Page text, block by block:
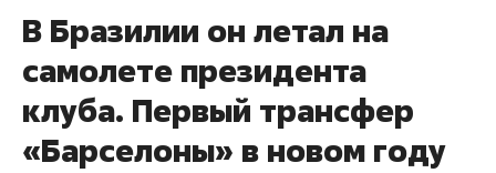
В Бразилии он летал на
самолете президента
клуба. Первый трансфер
«Барселоны» в новом году